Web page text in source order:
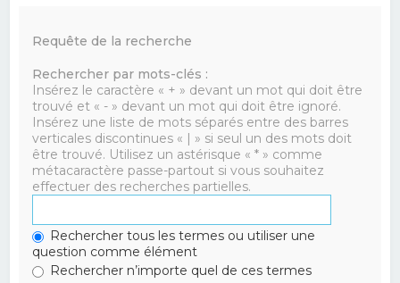
Requête de la recherche
Rechercher par mots-clés :
Insérez le caractère « + » devant un mot qui doit être
trouvé et « - » devant un mot qui doit être ignoré.
Insérez une liste de mots séparés entre des barres
verticales discontinues « | » si seul un des mots doit
être trouvé. Utilisez un astérisque « * » comme
métacaractère passe-partout si vous souhaitez
effectuer des recherches partielles.
Rechercher tous les termes ou utiliser une
question comme élément
Rechercher n’importe quel de ces termes